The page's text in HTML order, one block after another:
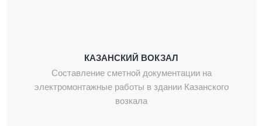
КАЗАНСКИЙ ВОКЗАЛ
Составление сметной документации на
электромонтажные работы в здании Казанского
возкала